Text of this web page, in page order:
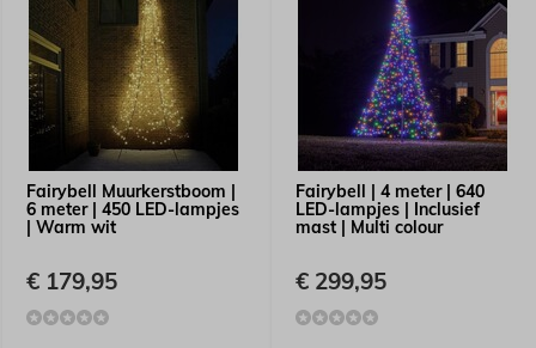
Fairybell Muurkerstboom |
6 meter | 450 LED-lampjes
| Warm wit
€ 179,95
Fairybell | 4 meter | 640
LED-lampjes | Inclusief
mast | Multi colour
€ 299,95